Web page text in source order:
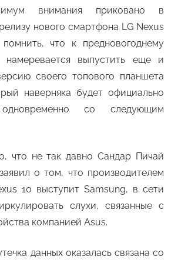
внимания приковано в
нового смартфона LG Nexus
что к предновогоднему
намеревается выпустить еще и
своего топового планшета
наверняка будет официально
одновременно со следующим
что не так давно Сандар Пичай
о том, что производителем
10 выступит Samsung, в сети
слухи, связанные с
компанией Asus.
данных оказалась связана со